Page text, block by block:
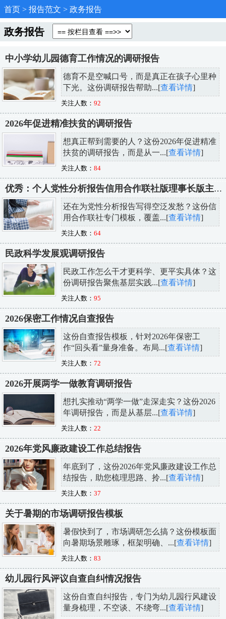
首页 > 报告范文 > 政务报告
政务报告
中小学幼儿园德育工作情况的调研报告
德育不是空喊口号，而是真正在孩子心里种
下光。这份调研报告帮助...[查看详情]
关注人数： 92
2026年促进精准扶贫的调研报告
想真正帮到需要的人？这份2026年促进精准
扶贫的调研报告，而是从一...[查看详情]
关注人数： 84
优秀：个人党性分析报告信用合作联社版理事长版主任版党委书记版
还在为党性分析报告写得空泛发愁？这份信
用合作联社专门模板，覆盖...[查看详情]
关注人数： 64
民政科学发展观调研报告
民政工作怎么干才更科学、更平实具体？这
份调研报告聚焦基层实践...[查看详情]
关注人数： 95
2026保密工作情况自查报告
这份自查报告模板，针对2026年保密工
作“回头看”量身准备。布局...[查看详情]
关注人数： 72
2026开展两学一做教育调研报告
想扎实推动“两学一做”走深走实？这份2026
年调研报告，而是从基层...[查看详情]
关注人数： 22
2026年党风廉政建设工作总结报告
年底到了，这份2026年党风廉政建设工作总
结报告，助您梳理思路、拎...[查看详情]
关注人数： 37
关于暑期的市场调研报告模板
暑假快到了，市场调研怎么搞？这份模板面
向暑期场景雕琢，框架明确、...[查看详情]
关注人数： 83
幼儿园行风评议自查自纠情况报告
这份自查自纠报告，专门为幼儿园行风建设
量身梳理，不空谈、不绕弯...[查看详情]